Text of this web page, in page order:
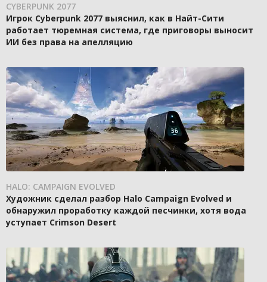
CYBERPUNK 2077
Игрок Cyberpunk 2077 выяснил, как в Найт-Сити
работает тюремная система, где приговоры выносит
ИИ без права на апелляцию
HALO: CAMPAIGN EVOLVED
Художник сделал разбор Halo Campaign Evolved и
обнаружил проработку каждой песчинки, хотя вода
уступает Crimson Desert